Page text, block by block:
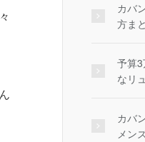
カバ
方ま
予算
なリ
カバ
メン